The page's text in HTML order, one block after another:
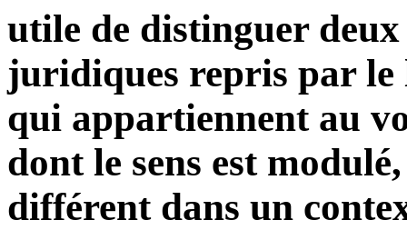
utile de distinguer deux
juridiques repris par le
qui appartiennent au
dont le sens est
différent dans un